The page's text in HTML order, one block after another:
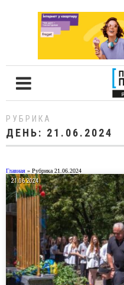
РУБРИКА
ДЕНЬ: 21.06.2024
Главная » Рубрика 21.06.2024
21.06.2024